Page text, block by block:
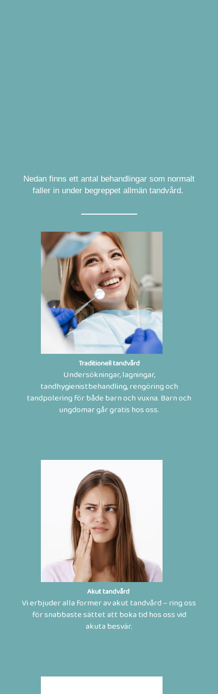
Nedan finns ett antal behandlingar som normalt
faller in under begreppet allmän tandvård.
Traditionell tandvård
Undersökningar, lagningar,
tandhygienistbehandling, rengöring och
tandpolering för både barn och vuxna. Barn och
ungdomar går gratis hos oss.
Akut tandvård
Vi erbjuder alla former av akut tandvård – ring oss
för snabbaste sättet att boka tid hos oss vid
akuta besvär.